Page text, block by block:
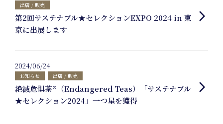
Online Shop
出店 / 販売
第2回サステナブル★セレクションEXPO 2024 in 東
京に出展します
arrow_forward_ios
2024/06/24
お知らせ 出店 / 販売
絶滅危惧茶®（Endangered Teas）「サステナブル
★セレクション2024」一つ星を獲得
arrow_forward_ios